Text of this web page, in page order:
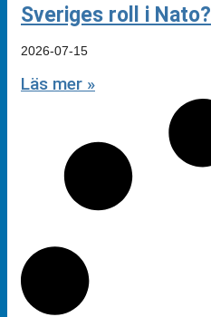
Sveriges roll i Nato?
2026-07-15
Läs mer »